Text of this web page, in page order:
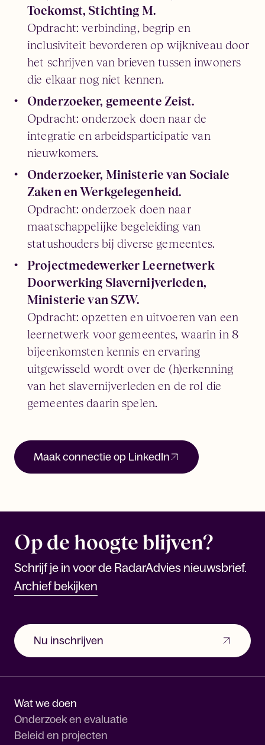
Toekomst, Stichting M.
Opdracht: verbinding, begrip en
inclusiviteit bevorderen op wijkniveau door
het schrijven van brieven tussen inwoners
die elkaar nog niet kennen.
Onderzoeker, gemeente Zeist.
Opdracht: onderzoek doen naar de
integratie en arbeidsparticipatie van
nieuwkomers.
Onderzoeker, Ministerie van Sociale
Zaken en Werkgelegenheid.
Opdracht: onderzoek doen naar
maatschappelijke begeleiding van
statushouders bij diverse gemeentes.
Projectmedewerker Leernetwerk
Doorwerking Slavernijverleden,
Ministerie van SZW.
Opdracht: opzetten en uitvoeren van een
leernetwerk voor gemeentes, waarin in 8
bijeenkomsten kennis en ervaring
uitgewisseld wordt over de (h)erkenning
van het slavernijverleden en de rol die
gemeentes daarin spelen.
Maak connectie op LinkedIn
Op de hoogte blijven?
Schrijf je in voor de RadarAdvies nieuwsbrief.
Archief bekijken
Nu inschrijven
Wat we doen
Onderzoek en evaluatie
Beleid en projecten